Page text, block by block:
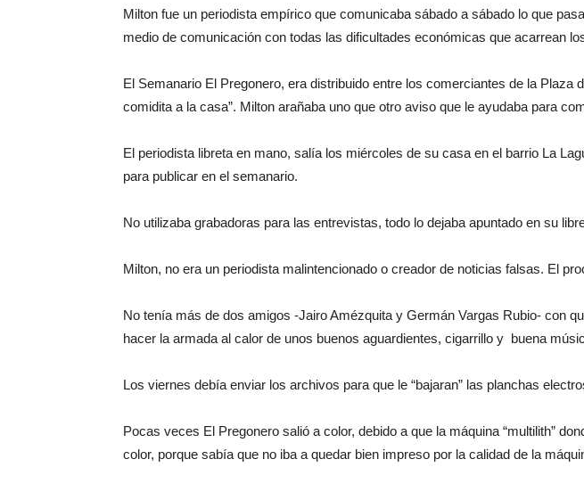
Milton fue un periodista empírico que comunicaba sábado a sábado lo que
medio de comunicación con todas las dificultades económicas que acarrean
El Semanario El Pregonero, era distribuido entre los comerciantes de la
comidita a la casa”. Milton arañaba uno que otro aviso que le ayudaba para
El periodista libreta en mano, salía los miércoles de su casa en el barrio La
para publicar en el semanario.
No utilizaba grabadoras para las entrevistas, todo lo dejaba apuntado en su
Milton, no era un periodista malintencionado o creador de noticias falsas. El
No tenía más de dos amigos -Jairo Amézquita y Germán Vargas Rubio- con
hacer la armada al calor de unos buenos aguardientes, cigarrillo y buena
Los viernes debía enviar los archivos para que le “bajaran” las planchas
Pocas veces El Pregonero salió a color, debido a que la máquina “multilith”
color, porque sabía que no iba a quedar bien impreso por la calidad de la